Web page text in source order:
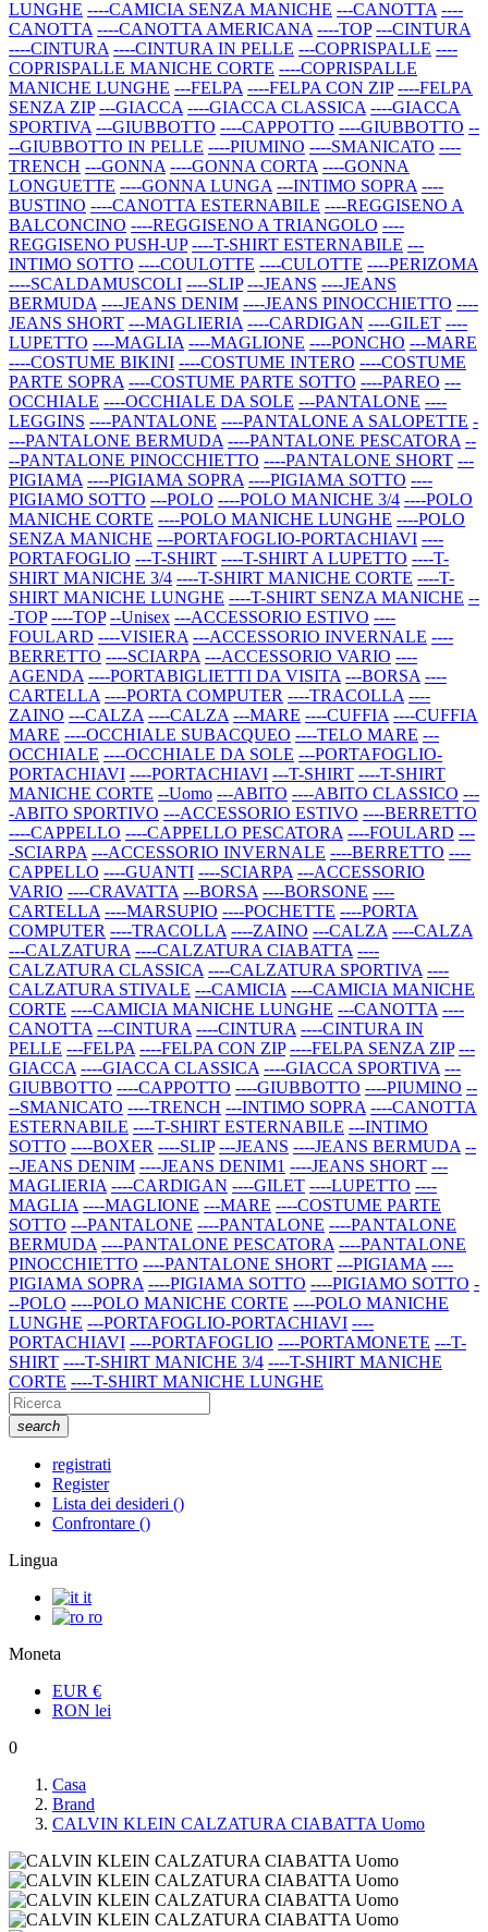
LUNGHE ----CAMICIA SENZA MANICHE ---CANOTTA ----
CANOTTA ----CANOTTA AMERICANA ----TOP ---CINTURA
----CINTURA ----CINTURA IN PELLE ---COPRISPALLE ----
COPRISPALLE MANICHE CORTE ----COPRISPALLE
MANICHE LUNGHE ---FELPA ----FELPA CON ZIP ----FELPA
SENZA ZIP ---GIACCA ----GIACCA CLASSICA ----GIACCA
SPORTIVA ---GIUBBOTTO ----CAPPOTTO ----GIUBBOTTO --
--GIUBBOTTO IN PELLE ----PIUMINO ----SMANICATO ----
TRENCH ---GONNA ----GONNA CORTA ----GONNA
LONGUETTE ----GONNA LUNGA ---INTIMO SOPRA ----
BUSTINO ----CANOTTA ESTERNABILE ----REGGISENO A
BALCONCINO ----REGGISENO A TRIANGOLO ----
REGGISENO PUSH-UP ----T-SHIRT ESTERNABILE ---
INTIMO SOTTO ----COULOTTE ----CULOTTE ----PERIZOMA
----SCALDAMUSCOLI ----SLIP ---JEANS ----JEANS
BERMUDA ----JEANS DENIM ----JEANS PINOCCHIETTO ----
JEANS SHORT ---MAGLIERIA ----CARDIGAN ----GILET ----
LUPETTO ----MAGLIA ----MAGLIONE ----PONCHO ---MARE
----COSTUME BIKINI ----COSTUME INTERO ----COSTUME
PARTE SOPRA ----COSTUME PARTE SOTTO ----PAREO ---
OCCHIALE ----OCCHIALE DA SOLE ---PANTALONE ----
LEGGINS ----PANTALONE ----PANTALONE A SALOPETTE -
---PANTALONE BERMUDA ----PANTALONE PESCATORA --
--PANTALONE PINOCCHIETTO ----PANTALONE SHORT ---
PIGIAMA ----PIGIAMA SOPRA ----PIGIAMA SOTTO ----
PIGIAMO SOTTO ---POLO ----POLO MANICHE 3/4 ----POLO
MANICHE CORTE ----POLO MANICHE LUNGHE ----POLO
SENZA MANICHE ---PORTAFOGLIO-PORTACHIAVI ----
PORTAFOGLIO ---T-SHIRT ----T-SHIRT A LUPETTO ----T-
SHIRT MANICHE 3/4 ----T-SHIRT MANICHE CORTE ----T-
SHIRT MANICHE LUNGHE ----T-SHIRT SENZA MANICHE --
-TOP ----TOP --Unisex ---ACCESSORIO ESTIVO ----
FOULARD ----VISIERA ---ACCESSORIO INVERNALE ----
BERRETTO ----SCIARPA ---ACCESSORIO VARIO ----
AGENDA ----PORTABIGLIETTI DA VISITA ---BORSA ----
CARTELLA ----PORTA COMPUTER ----TRACOLLA ----
ZAINO ---CALZA ----CALZA ---MARE ----CUFFIA ----CUFFIA
MARE ----OCCHIALE SUBACQUEO ----TELO MARE ---
OCCHIALE ----OCCHIALE DA SOLE ---PORTAFOGLIO-
PORTACHIAVI ----PORTACHIAVI ---T-SHIRT ----T-SHIRT
MANICHE CORTE --Uomo ---ABITO ----ABITO CLASSICO ---
-ABITO SPORTIVO ---ACCESSORIO ESTIVO ----BERRETTO
----CAPPELLO ----CAPPELLO PESCATORA ----FOULARD ---
-SCIARPA ---ACCESSORIO INVERNALE ----BERRETTO ----
CAPPELLO ----GUANTI ----SCIARPA ---ACCESSORIO
VARIO ----CRAVATTA ---BORSA ----BORSONE ----
CARTELLA ----MARSUPIO ----POCHETTE ----PORTA
COMPUTER ----TRACOLLA ----ZAINO ---CALZA ----CALZA
---CALZATURA ----CALZATURA CIABATTA ----
CALZATURA CLASSICA ----CALZATURA SPORTIVA ----
CALZATURA STIVALE ---CAMICIA ----CAMICIA MANICHE
CORTE ----CAMICIA MANICHE LUNGHE ---CANOTTA ----
CANOTTA ---CINTURA ----CINTURA ----CINTURA IN
PELLE ---FELPA ----FELPA CON ZIP ----FELPA SENZA ZIP ---
GIACCA ----GIACCA CLASSICA ----GIACCA SPORTIVA ---
GIUBBOTTO ----CAPPOTTO ----GIUBBOTTO ----PIUMINO --
--SMANICATO ----TRENCH ---INTIMO SOPRA ----CANOTTA
ESTERNABILE ----T-SHIRT ESTERNABILE ---INTIMO
SOTTO ----BOXER ----SLIP ---JEANS ----JEANS BERMUDA --
--JEANS DENIM ----JEANS DENIM1 ----JEANS SHORT ---
MAGLIERIA ----CARDIGAN ----GILET ----LUPETTO ----
MAGLIA ----MAGLIONE ---MARE ----COSTUME PARTE
SOTTO ---PANTALONE ----PANTALONE ----PANTALONE
BERMUDA ----PANTALONE PESCATORA ----PANTALONE
PINOCCHIETTO ----PANTALONE SHORT ---PIGIAMA ----
PIGIAMA SOPRA ----PIGIAMA SOTTO ----PIGIAMO SOTTO -
--POLO ----POLO MANICHE CORTE ----POLO MANICHE
LUNGHE ---PORTAFOGLIO-PORTACHIAVI ----
PORTACHIAVI ----PORTAFOGLIO ----PORTAMONETE ---T-
SHIRT ----T-SHIRT MANICHE 3/4 ----T-SHIRT MANICHE
CORTE ----T-SHIRT MANICHE LUNGHE
search
registrati
Register
Lista dei desideri ()
Confrontare ()
Lingua
it
ro
Moneta
EUR €
RON lei
0
Casa
Brand
CALVIN KLEIN CALZATURA CIABATTA Uomo